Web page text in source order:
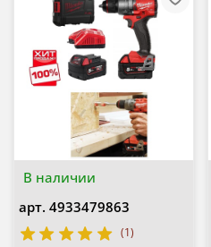
В наличии
арт. 4933479863
(1)